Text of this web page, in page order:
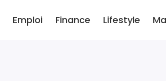
Emploi Finance Lifestyle